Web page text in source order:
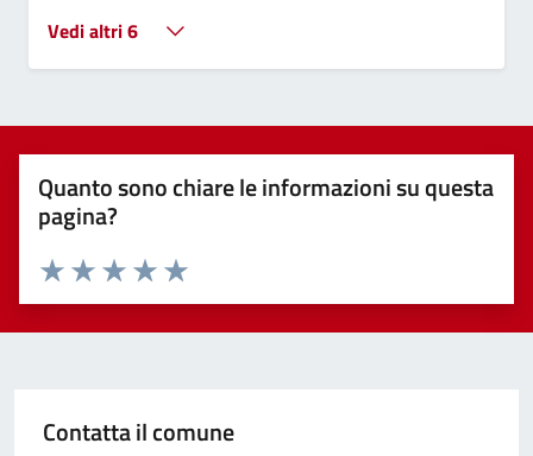
Vedi altri 6
Quanto sono chiare le informazioni su questa
pagina?
Valuta 5 stelle su 5
Valuta 4 stelle su 5
Valuta 3 stelle su 5
Valuta 2 stelle su 5
Valuta 1 stelle su 5
Contatta il comune